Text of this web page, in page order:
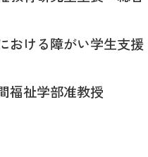
おける障がい学生支援
祉学部准教授